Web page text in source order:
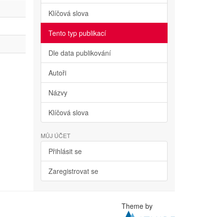
Klíčová slova
Tento typ publikací
Dle data publikování
Autoři
Názvy
Klíčová slova
MŮJ ÚČET
Přihlásit se
Zaregistrovat se
Theme by